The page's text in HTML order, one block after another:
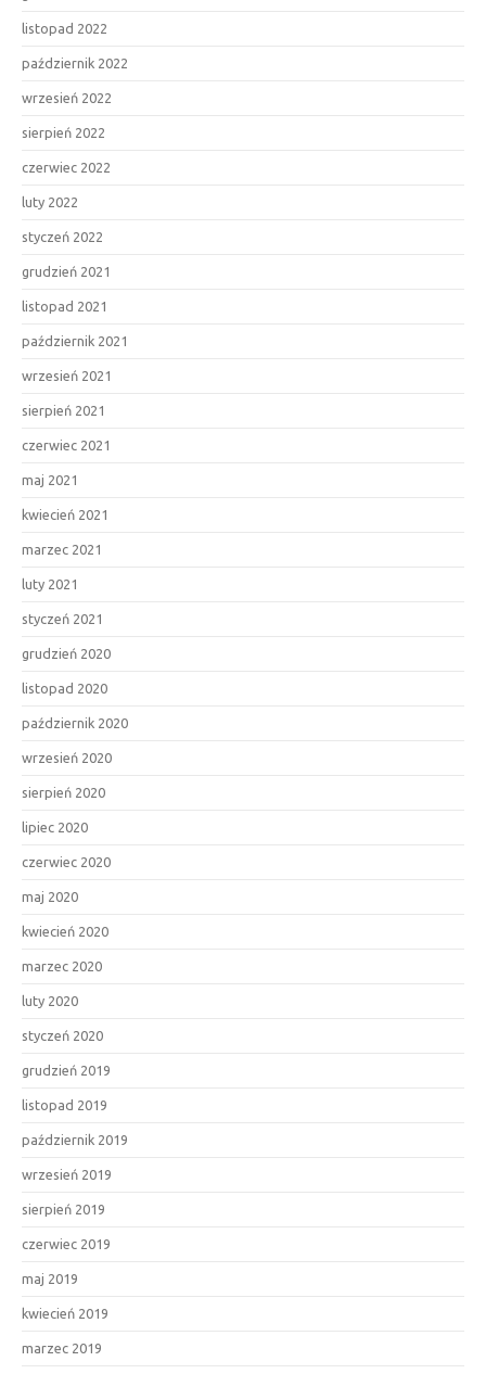
listopad 2022
październik 2022
wrzesień 2022
sierpień 2022
czerwiec 2022
luty 2022
styczeń 2022
grudzień 2021
listopad 2021
październik 2021
wrzesień 2021
sierpień 2021
czerwiec 2021
maj 2021
kwiecień 2021
marzec 2021
luty 2021
styczeń 2021
grudzień 2020
listopad 2020
październik 2020
wrzesień 2020
sierpień 2020
lipiec 2020
czerwiec 2020
maj 2020
kwiecień 2020
marzec 2020
luty 2020
styczeń 2020
grudzień 2019
listopad 2019
październik 2019
wrzesień 2019
sierpień 2019
czerwiec 2019
maj 2019
kwiecień 2019
marzec 2019